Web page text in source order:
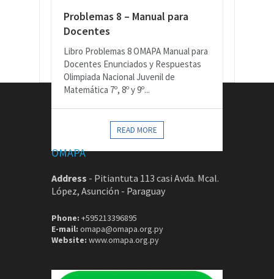
Problemas 8 – Manual para
Docentes
Libro Problemas 8 OMAPA Manual para
Docentes Enunciados y Respuestas
Olimpiada Nacional Juvenil de
Matemática 7º, 8º y 9º...
READ MORE
OMAPA
Address - Pitiantuta 113 casi Avda. Mcal.
López, Asunción - Paraguay
Phone: +595213396895
E-mail: omapa@omapa.org.py
Website: www.omapa.org.py